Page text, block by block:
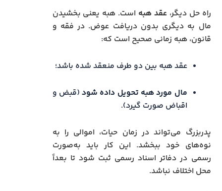
راه حل دیگر،عقد هبه است. هبه یعنی بخشیدن
مال به دیگری بدون دریافت عوض. در فقه و
قانون، هبه زمانی صحیح است که:
عقد هبه بین دو طرف منعقد شده باشد؛
مال مورد هبه تحویل داده شود(قبض و
اقباض صورت گیرد).
پدربزرگ می‌تواند در زمان حیات، اموالی را به
نوه‌های خود ببخشد. این کار باید به‌صورت
رسمی در دفاتر اسناد رسمی ثبت شود تا بعداً
محل اختلاف نباشد.